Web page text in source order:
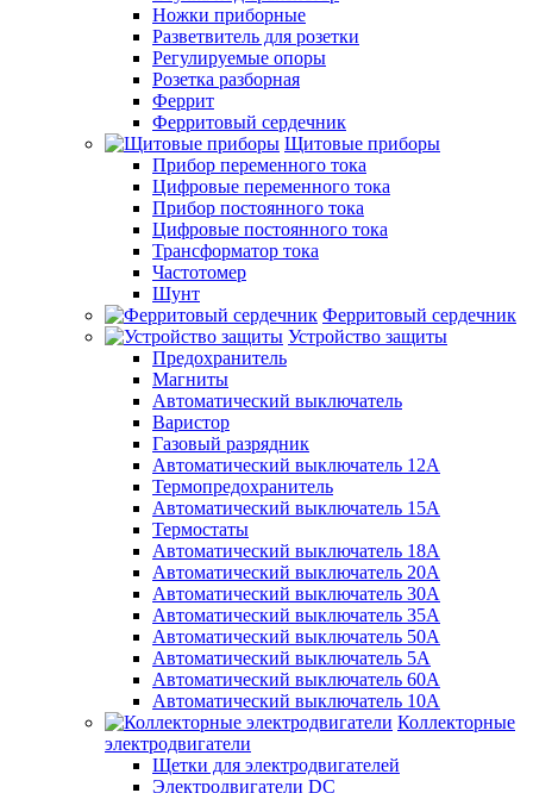
Ножки приборные
Разветвитель для розетки
Регулируемые опоры
Розетка разборная
Феррит
Ферритовый сердечник
Щитовые приборы
Прибор переменного тока
Цифровые переменного тока
Прибор постоянного тока
Цифровые постоянного тока
Трансформатор тока
Частотомер
Шунт
Ферритовый сердечник
Устройство защиты
Предохранитель
Магниты
Автоматический выключатель
Варистор
Газовый разрядник
Автоматический выключатель 12А
Термопредохранитель
Автоматический выключатель 15А
Термостаты
Автоматический выключатель 18А
Автоматический выключатель 20А
Автоматический выключатель 30А
Автоматический выключатель 35А
Автоматический выключатель 50А
Автоматический выключатель 5А
Автоматический выключатель 60А
Автоматический выключатель 10А
Коллекторные
электродвигатели
Щетки для электродвигателей
Электродвигатели DC